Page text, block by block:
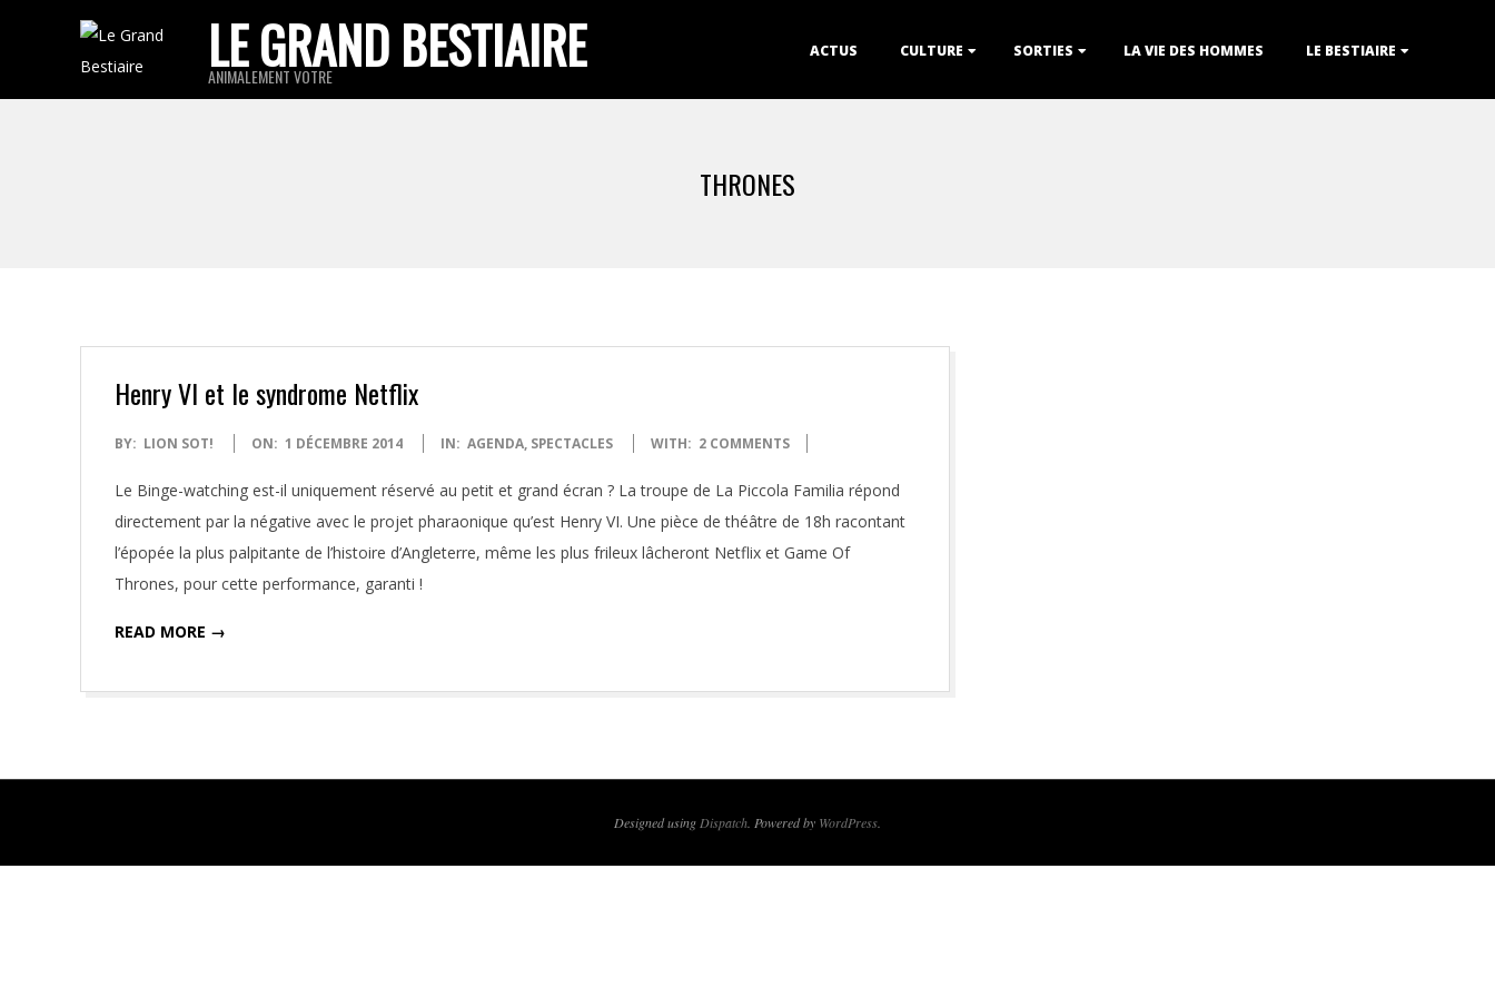
LE GRAND BESTIAIRE
ANIMALEMENT VOTRE
Menu
ACTUS CULTURE SORTIES LA VIE DES HOMMES LE BESTIAIRE
THRONES
Henry VI et le syndrome Netflix
2014-
01
BY: LION SOT! ON: 1 DÉCEMBRE 2014 IN: AGENDA, SPECTACLES WITH: 2 COMMENTS
Le Binge-watching est-il uniquement réservé au petit et grand écran ? La troupe de La Piccola Familia répond
directement par la négative avec le projet pharaonique qu’est Henry VI. Une pièce de théâtre de 18h racontant
l’épopée la plus palpitante de l’histoire d’Angleterre, même les plus frileux lâcheront Netflix et Game Of
Thrones, pour cette performance, garanti !
READ MORE →
Designed using Dispatch . Powered by WordPress